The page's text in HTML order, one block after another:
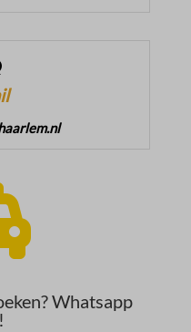
Whatsapp